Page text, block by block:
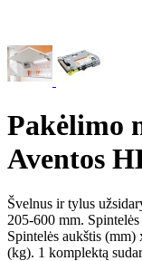
Pakėlimo
Aventos
Švelnus ir tylus
205-600 mm.
Spintelės aukštis
(kg). 1 komplektą